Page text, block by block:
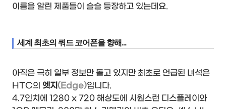
이름을 알린 제품들이 슬슬 등장하고 있는데요.
세계 최초의 쿼드 코어폰을 향해...
아직은 극히 일부 정보만 돌고 있지만 최초로 언급된 녀석은
HTC의 엣지(Edge)입니다.
4.7인치에 1280 x 720 해상도에 시원스런 디스플레이와